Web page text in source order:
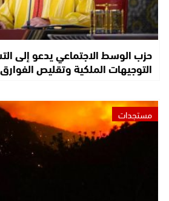
حزب الوسط الاجتماعي يدعو إلى
التوجيهات الملكية وتقليص
مستجدات